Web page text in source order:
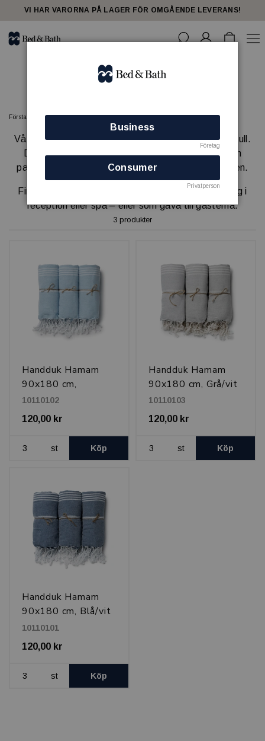
share23VI HAR VARORNA PÅ LAGER FÖR OMGÅENDE LEVERANS!
Hamamhandduk - spa
Förstasidan SPA Hamamhandduk - spa
Vår tunna hamamhandduk är vävd i härligt mjuk bomull.
Den torkar snabbt, är enkel att packa med sig och
passar lika bra på stranden som i spa eller vid poolen.
Finns i flera färger. En perfekt produkt för försäljning i
reception eller spa – eller som gåva till gästerna.
3 produkter
Handduk Hamam
90x180 cm,
Ljusblå/vit
10110102
120,00 kr
st Köp
Handduk Hamam
90x180 cm, Grå/vit
10110103
120,00 kr
st Köp
Handduk Hamam
90x180 cm, Blå/vit
10110101
120,00 kr
st Köp
Business
Företag
Consumer
Privatperson